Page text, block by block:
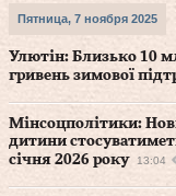
Пятница, 7 ноября 2025
Улютін: Близько 10
гривень зимової
Мінсоцполітики:
дитини
січня 2026 року
13:04